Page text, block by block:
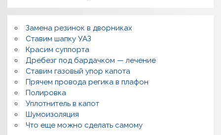
Замена резинок в дворниках
Ставим шапку УАЗ
Красим суппорта
Дребезг под бардачком — лечение
Ставим газовый упор капота
Прячем провода регика в плафон
Полировка
Уплотнитель в капот
Шумоизоляция
Что еще можно сделать самому